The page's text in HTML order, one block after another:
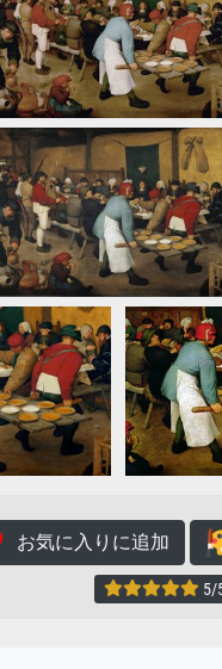
お気に入りに追加
5/